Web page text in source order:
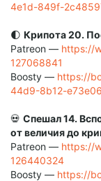
4e1d-849f-
🌓 Крипота 20.
Patreon — https://
127068841
Boosty — https://
44d9-8b12-
💀 Спешал 14.
от величия до
Patreon — https://
126440324
Boosty — https://